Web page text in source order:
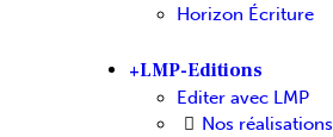
Horizon Écriture
+LMP-Editions
Editer avec LMP
Nos réalisations